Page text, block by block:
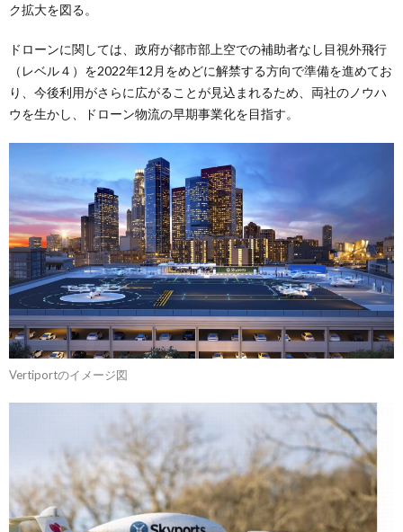
ク拡大を図る。
ドローンに関しては、政府が都市部上空での補助者なし目視外飛行
（レベル４）を2022年12月をめどに解禁する方向で準備を進めてお
り、今後利用がさらに広がることが見込まれるため、両社のノウハ
ウを生かし、ドローン物流の早期事業化を目指す。
Vertiportのイメージ図